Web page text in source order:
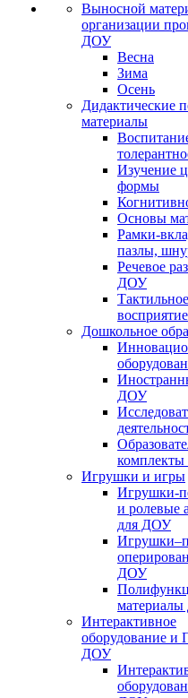
Выносной
организации
ДОУ
Весна
Зима
Осень
Дидактические
материалы
Изучение
формы
Основы
Рамки-
пазлы,
Речевое
ДОУ
Тактильное
восприятие
Дошкольное
ДОУ
Игрушки и игры
Игрушки-
и ролевые
для ДОУ
ДОУ
Интерактивное
оборудование и
ДОУ